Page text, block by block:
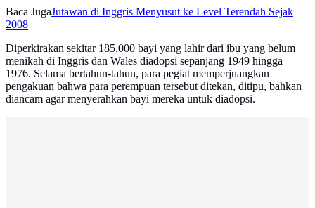
Baca JugaJutawan di Inggris Menyusut ke Level Terendah Sejak
2008
Diperkirakan sekitar 185.000 bayi yang lahir dari ibu yang belum
menikah di Inggris dan Wales diadopsi sepanjang 1949 hingga
1976. Selama bertahun-tahun, para pegiat memperjuangkan
pengakuan bahwa para perempuan tersebut ditekan, ditipu, bahkan
diancam agar menyerahkan bayi mereka untuk diadopsi.